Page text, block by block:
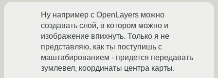
Ну например c OpenLayers можно
создавать слой, в котором можно и
изображение впихнуть. Только я не
представляю, как ты поступишь с
маштабированием - придется передавать
зумлевел, координаты центра карты.